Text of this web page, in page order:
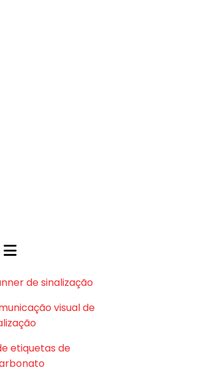
de sinalização
visual de
etiquetas de